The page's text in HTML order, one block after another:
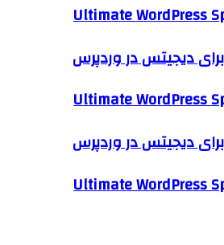
Ultimate WordPress
برای دیجیتس در وردپرس
Ultimate WordPress
برای دیجیتس در وردپرس
Ultimate WordPress